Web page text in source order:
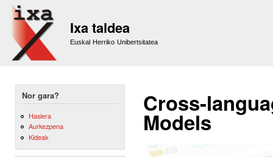
Ixa taldea
Euskal Herriko Unibertsitatea
Nor gara?
Hasiera
Aurkezpena
Kideak
Cross-
Models